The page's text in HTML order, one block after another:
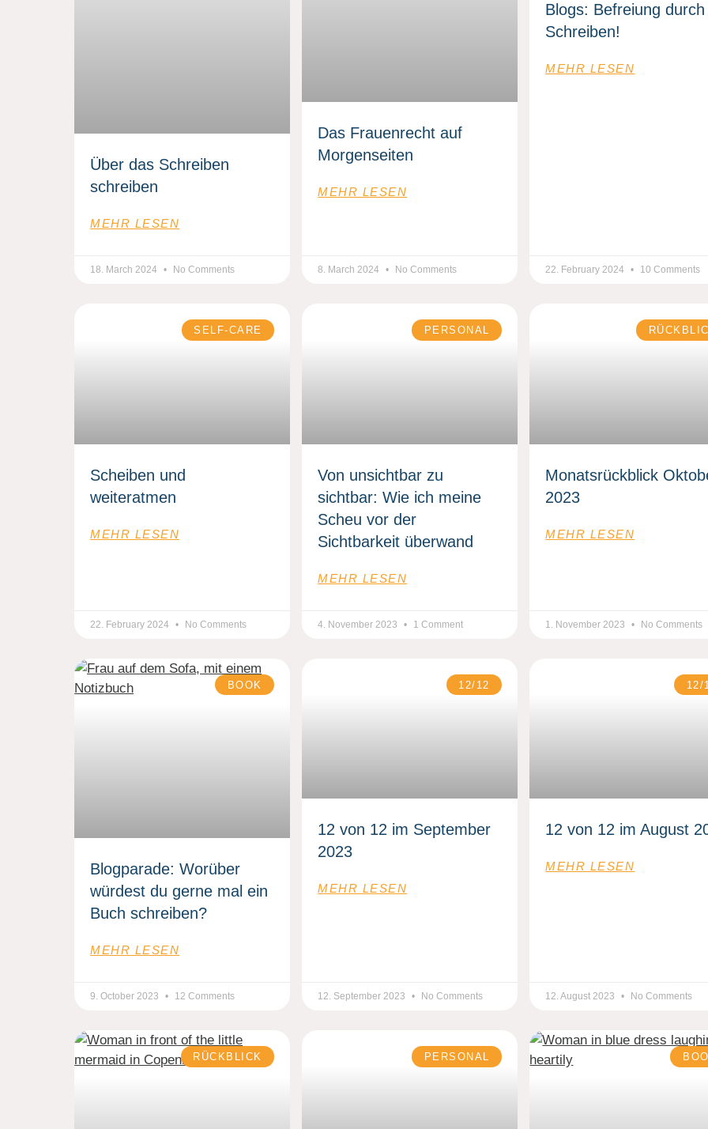
Über das Schreiben
schreiben
MEHR LESEN
18. March 2024 No Comments
Das Frauenrecht auf
Morgenseiten
MEHR LESEN
8. March 2024 No Comments
Blogs: Befreiung durch
Schreiben!
MEHR LESEN
22. February 2024 10 Comments
SELF-CARE
Scheiben und
weiteratmen
MEHR LESEN
22. February 2024 No Comments
PERSONAL
Von unsichtbar zu
sichtbar: Wie ich meine
Scheu vor der
Sichtbarkeit überwand
MEHR LESEN
4. November 2023 1 Comment
Monatsrückblick
2023
MEHR LESEN
1. November 2023 No Comments
BOOK
Blogparade: Worüber
würdest du gerne mal ein
Buch schreiben?
MEHR LESEN
9. October 2023 12 Comments
12/12
12 von 12 im September
2023
MEHR LESEN
12. September 2023 No Comments
12/
12 von 12 im August
MEHR LESEN
12. August 2023 No Comments
RÜCKBLICK PERSONAL